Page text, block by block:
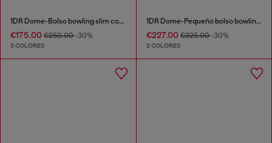
1DR Dome-Bolso bowling slim con efecto naplak
€175.00 €250.00-30%
3 COLORES
1DR Dome-Pequeño bolso bowling con efecto naplak
€227.00€325.00-30%
2 COLORES